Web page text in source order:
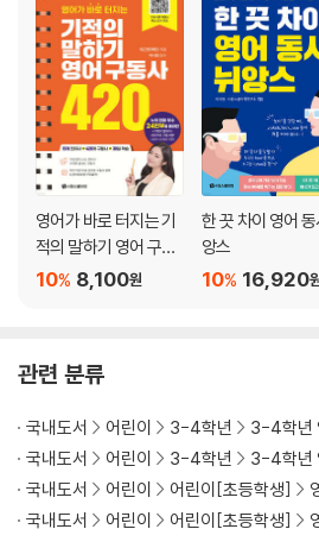
영어가 바로 터지는 기
적의 말하기 영어 구동
사 4208,100원
10%
한 끗 차이 영어
앙스
16,920
10%
관련 분류
국내도서 어린이 3-4학년 3-4학년
국내도서
어린이 3-4학년 3-4학년
국내도서
어린이 어린이[초등학생]
국내도서
어린이 어린이[초등학생]